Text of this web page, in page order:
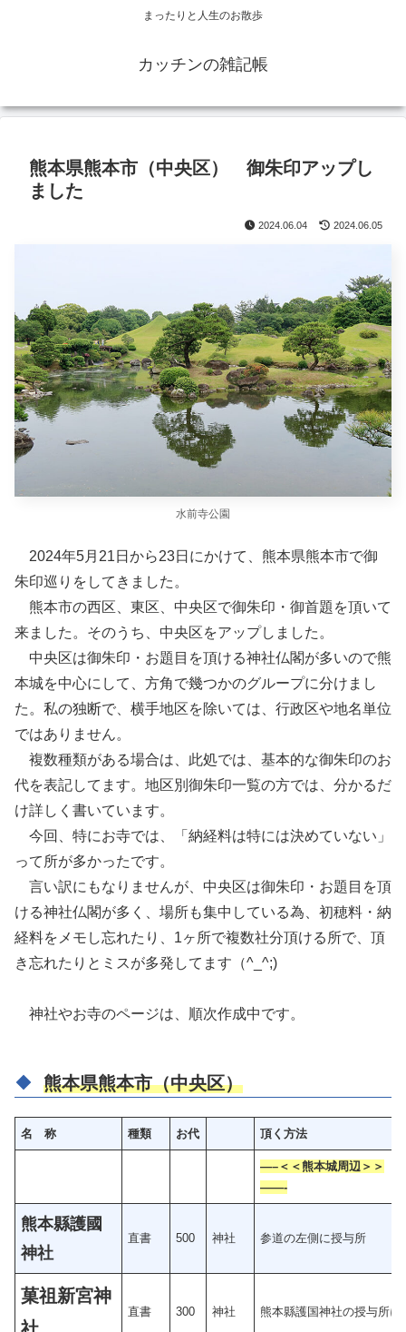
まったりと人生のお散歩
カッチンの雑記帳
熊本県熊本市（中央区） 御朱印アップし
ました
2024.06.04 2024.06.05
水前寺公園
2024年5月21日から23日にかけて、熊本県熊本市で御
朱印巡りをしてきました。
熊本市の西区、東区、中央区で御朱印・御首題を頂いて
来ました。そのうち、中央区をアップしました。
中央区は御朱印・お題目を頂ける神社仏閣が多いので熊
本城を中心にして、方角で幾つかのグループに分けまし
た。私の独断で、横手地区を除いては、行政区や地名単位
ではありません。
複数種類がある場合は、此処では、基本的な御朱印のお
代を表記してます。地区別御朱印一覧の方では、分かるだ
け詳しく書いています。
今回、特にお寺では、「納経料は特には決めていない」
って所が多かったです。
言い訳にもなりませんが、中央区は御朱印・お題目を頂
ける神社仏閣が多く、場所も集中している為、初穂料・納
経料をメモし忘れたり、1ヶ所で複数社分頂ける所で、頂
き忘れたりとミスが多発してます（^_^;)
神社やお寺のページは、順次作成中です。
熊本県熊本市（中央区）
名 称 種類 お代 頂く方法
—–＜＜熊本城周辺＞＞
——-
熊本縣護國
神社
直書 500 神社 参道の左側に授与所
菓祖新宮神
直書 300 神社 熊本縣護国神社の授与所に